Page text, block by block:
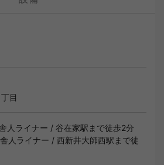
目
人ライナー / 谷在家駅 まで徒歩2分
人ライナー / 西新井大師西駅 まで徒